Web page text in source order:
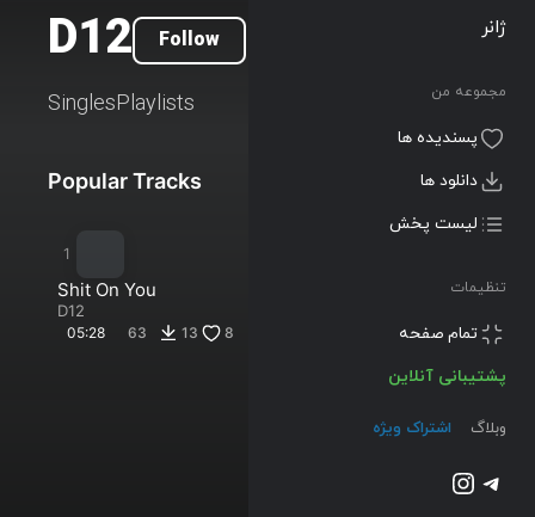
ژانر
مجموعه من
پسندیده ها
دانلود ها
لیست پخش
تنظیمات
پشتیبانی آنلاین
وبلاگ اشتراک ویژه
تلگرام
اینستاگرم
@2023-2026 Musilon
D12 Follow
SinglesPlaylists
Popular Tracks
Shit On You
D12
05:28 63 13 8